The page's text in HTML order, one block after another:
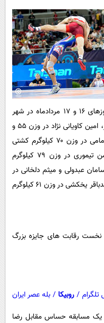
گرجستان جام بالاوادزه و کارتوزیا روزهای ۱۶ و ۱۷ مردادماه در شهر
تفلیس برگزار و در پایان پویا ناصرپور، امین کاویانی نژاد در وزن ۵۵ و
۷۲ کیلوگرم کشتی فرنگی و یونس امامی در وزن ۷۰ کیلوگرم کشتی
آزاد به مدال طلا دست یافتند. بهمن تیموری در وزن ۷۹ کیلوگرم
عبدولی و میثم دلخانی در
وزن ۶۳ کیلوگرم کشتی فرنگی و محمدباقر یخکشی در وزن ۶۱ کیلوگرم
نخست رقابت های جایزه بزرگ
/ روبیکا / بله عصر ایران
در یک مسابقه حساس مقابل رضا